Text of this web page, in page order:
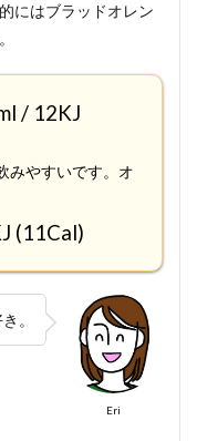
にはブラッドオレン
/ 12KJ
みやすいです。オ
(11Cal)
Eri
。